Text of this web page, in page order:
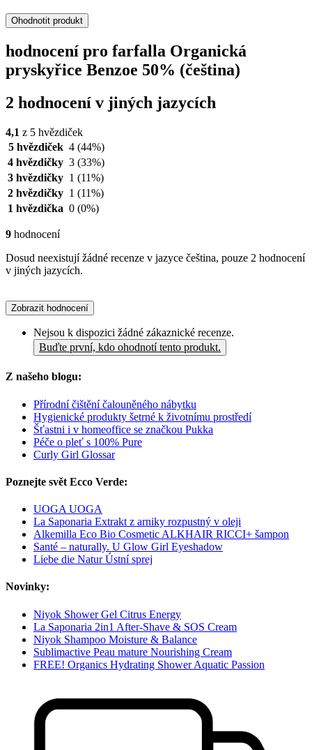
Ohodnotit produkt
hodnocení pro farfalla Organická
pryskyřice Benzoe 50% (čeština)
2 hodnocení v jiných jazycích
4,1 z 5 hvězdiček
5 hvězdiček 4 (44%)
4 hvězdičky 3 (33%)
3 hvězdičky 1 (11%)
2 hvězdičky 1 (11%)
1 hvězdička 0 (0%)
9 hodnocení
Dosud neexistují žádné recenze v jazyce čeština, pouze 2 hodnocení
v jiných jazycích.
Zobrazit hodnocení
Nejsou k dispozici žádné zákaznické recenze.
Buďte první, kdo ohodnotí tento produkt.
Z našeho blogu:
Přírodní čištění čalouněného nábytku
Hygienické produkty šetrné k životnímu prostředí
Šťastni i v homeoffice se značkou Pukka
Péče o pleť s 100% Pure
Curly Girl Glossar
Poznejte svět Ecco Verde:
UOGA UOGA
La Saponaria Extrakt z arniky rozpustný v oleji
Alkemilla Eco Bio Cosmetic ALKHAIR RICCI+ šampon
Santé – naturally. U Glow Girl Eyeshadow
Liebe die Natur Ústní sprej
Novinky:
Niyok Shower Gel Citrus Energy
La Saponaria 2in1 After-Shave & SOS Cream
Niyok Shampoo Moisture & Balance
Sublimactive Peau mature Nourishing Cream
FREE! Organics Hydrating Shower Aquatic Passion